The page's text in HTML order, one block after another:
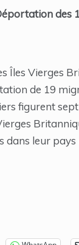
des
Îles Vierges
de 19
figurent sept
dans leur pays